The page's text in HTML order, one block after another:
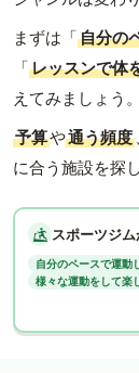
まずは「自分の
「レッスンで体
えてみましょう。
予算や通う頻度
に合う施設を探
スポーツジ
自分のペースで運動
様々な運動をして楽